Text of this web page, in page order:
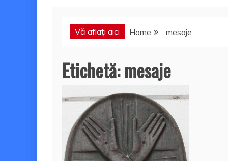
Vă aflați aici Home mesaje
Etichetă:mesaje